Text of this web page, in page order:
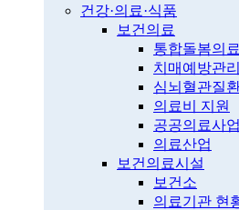
건강·의료·식품
보건의료
통합돌봄의료
치매예방관리
심뇌혈관질
의료비 지원
공공의료사업
의료산업
보건의료시설
보건소
의료기관 현